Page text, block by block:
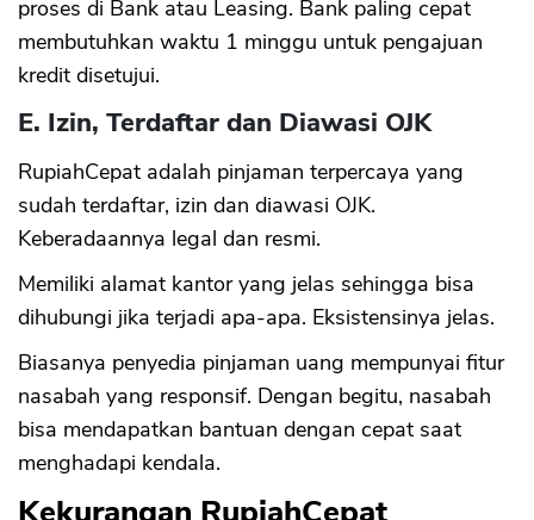
proses di Bank atau Leasing. Bank paling cepat
membutuhkan waktu 1 minggu untuk pengajuan
kredit disetujui.
E. Izin, Terdaftar dan Diawasi OJK
RupiahCepat adalah pinjaman terpercaya yang
sudah terdaftar, izin dan diawasi OJK.
Keberadaannya legal dan resmi.
Memiliki alamat kantor yang jelas sehingga bisa
dihubungi jika terjadi apa-apa. Eksistensinya jelas.
Biasanya penyedia pinjaman uang mempunyai fitur
nasabah yang responsif. Dengan begitu, nasabah
bisa mendapatkan bantuan dengan cepat saat
menghadapi kendala.